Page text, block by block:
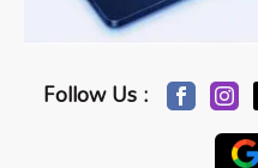
Follow Us :